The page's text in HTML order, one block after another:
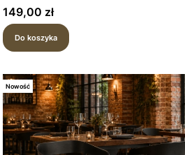
Cena
149,00 zł
Do koszyka
Nowość